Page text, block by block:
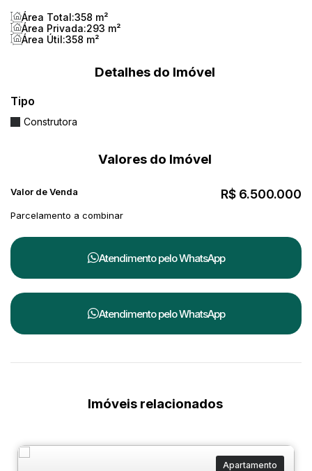
Área Total:358 m²
Área Privada:293 m²
Área Útil:358 m²
Detalhes do Imóvel
Tipo
Construtora
Valores do Imóvel
R$ 6.500.000
Valor de Venda
Parcelamento a combinar
Atendimento peloWhatsApp
Atendimento peloWhatsApp
Imóveis relacionados
Apartamento